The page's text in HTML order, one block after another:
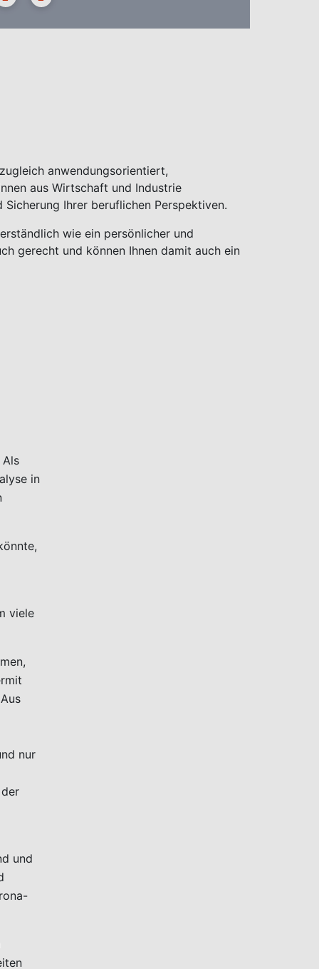
anwendungsorientiert,
aus Wirtschaft und Industrie
Ihrer beruflichen Perspektiven.
wie ein persönlicher und
gerecht und können Ihnen damit auch ein
in
viele
nur
und